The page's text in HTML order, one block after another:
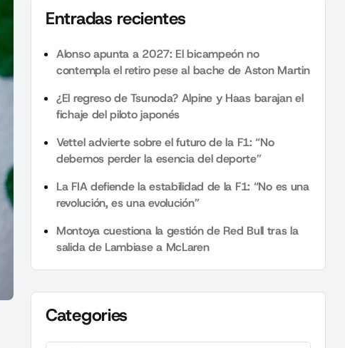
Entradas recientes
Alonso apunta a 2027: El bicampeón no
contempla el retiro pese al bache de Aston Martin
¿El regreso de Tsunoda? Alpine y Haas barajan el
fichaje del piloto japonés
Vettel advierte sobre el futuro de la F1: “No
debemos perder la esencia del deporte”
La FIA defiende la estabilidad de la F1: “No es una
revolución, es una evolución”
Montoya cuestiona la gestión de Red Bull tras la
salida de Lambiase a McLaren
Categories